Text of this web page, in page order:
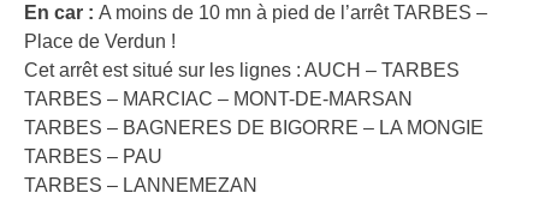
En car : A moins de 10 mn à pied de l’arrêt TARBES –
Place de Verdun !
Cet arrêt est situé sur les lignes : AUCH – TARBES
TARBES – MARCIAC – MONT-DE-MARSAN
TARBES – BAGNERES DE BIGORRE – LA MONGIE
TARBES – PAU
TARBES – LANNEMEZAN